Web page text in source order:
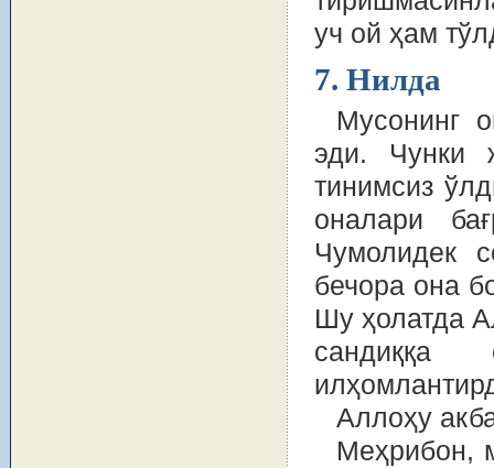
уч ой ҳам
7. Нилда
Мусонинг
эди. Чунки
тинимсиз
оналари
Чумолидек
бечора она
Шу ҳолатда
сандиққа
Аллоҳу
Меҳрибон,